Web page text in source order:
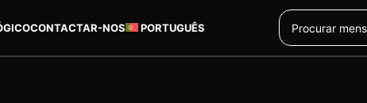
CONTACTAR-NOS PORTUGUÊS